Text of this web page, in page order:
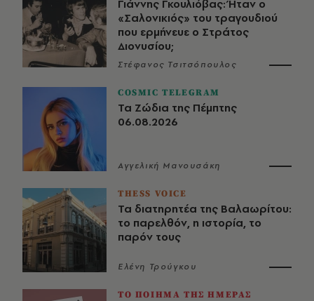
Γιάννης Γκουλιόβας: Ήταν ο
«Σαλονικιός» του τραγουδιού
που ερμήνευε ο Στράτος
Διονυσίου;
Στέφανος Τσιτσόπουλος
COSMIC TELEGRAM
Τα Ζώδια της Πέμπτης
06.08.2026
Αγγελική Μανουσάκη
THESS VOICE
Τα διατηρητέα της Βαλαωρίτου:
το παρελθόν, η ιστορία, το
παρόν τους
Ελένη Τρούγκου
ΤΟ ΠΟΙΗΜΑ ΤΗΣ ΗΜΕΡΑΣ